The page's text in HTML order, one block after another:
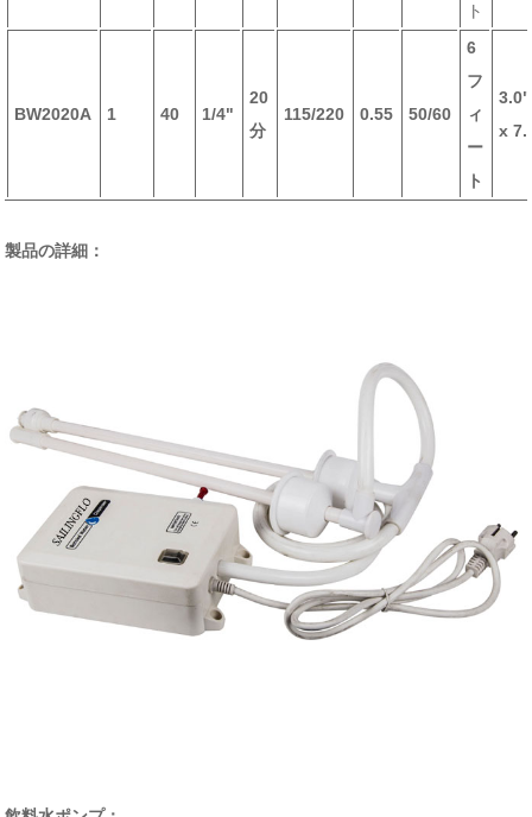
ト
BW2020A 1 40 1/4"
20
分
115/220 0.55 50/60
6
フ
ィ
ー
ト
x
製品の詳細：